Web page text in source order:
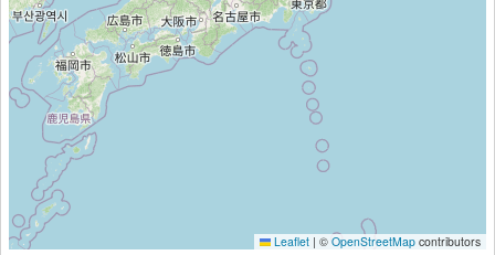
Leaflet | © OpenStreetMap contributors